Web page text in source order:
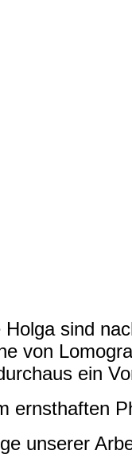
sind
von
ein
ernsthaften
unserer